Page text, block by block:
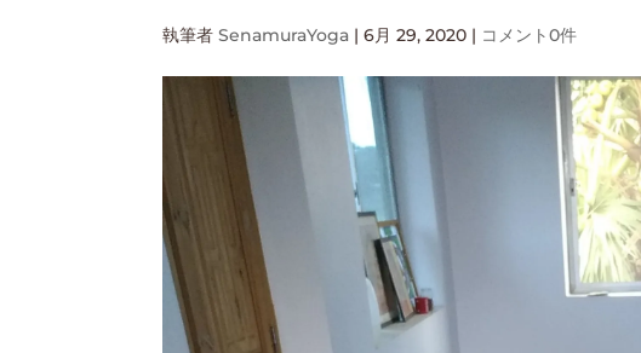
執筆者SenamuraYoga |6月 29, 2020 | コメント0件